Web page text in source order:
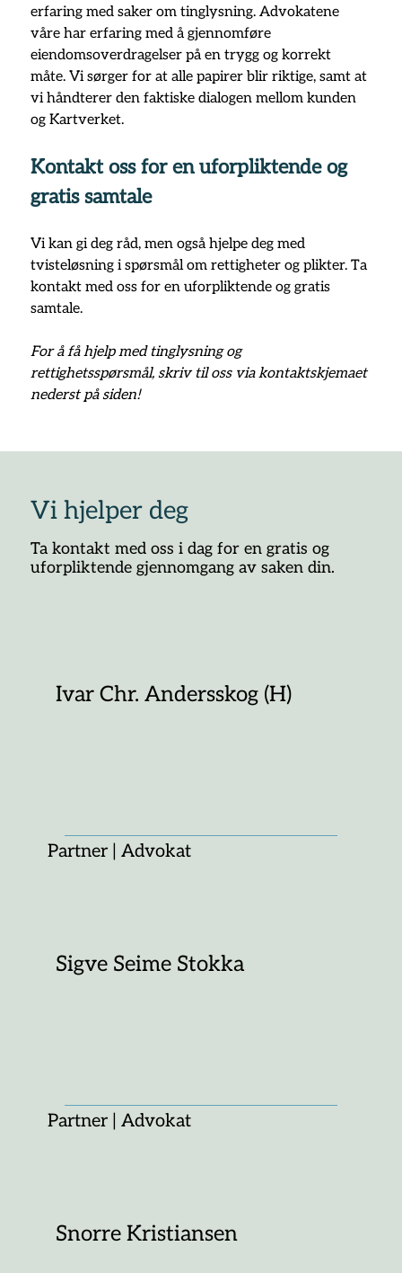
erfaring med saker om tinglysning. Advokatene
våre har erfaring med å gjennomføre
eiendomsoverdragelser på en trygg og korrekt
måte. Vi sørger for at alle papirer blir riktige, samt at
vi håndterer den faktiske dialogen mellom kunden
og Kartverket.
Kontakt oss for en uforpliktende og
gratis samtale
Vi kan gi deg råd, men også hjelpe deg med
tvisteløsning i spørsmål om rettigheter og plikter. Ta
kontakt med oss for en uforpliktende og gratis
samtale.
For å få hjelp med tinglysning og
rettighetsspørsmål, skriv til oss via kontaktskjemaet
nederst på siden!
Vi hjelper deg
Ivar Chr. Andersskog (H)
Partner | Advokat
Sigve Seime Stokka
Partner | Advokat
Snorre Kristiansen
Ta kontakt med oss i dag for en gratis og
uforpliktende gjennomgang av saken din.